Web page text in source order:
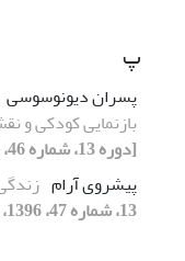
پ
پسران دیونوسوسی
بازنمایی کودکی و
[دوره 13، شماره 46، 1396، صفحه 207-235]
پیشروی آرام
13، شماره 47، 1396، صفحه 43-76]